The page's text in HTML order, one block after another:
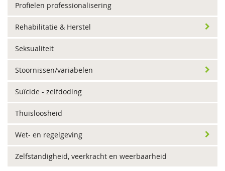
Profielen professionalisering
Rehabilitatie & Herstel
Seksualiteit
Stoornissen/variabelen
Suïcide - zelfdoding
Thuisloosheid
Wet- en regelgeving
Zelfstandigheid, veerkracht en weerbaarheid